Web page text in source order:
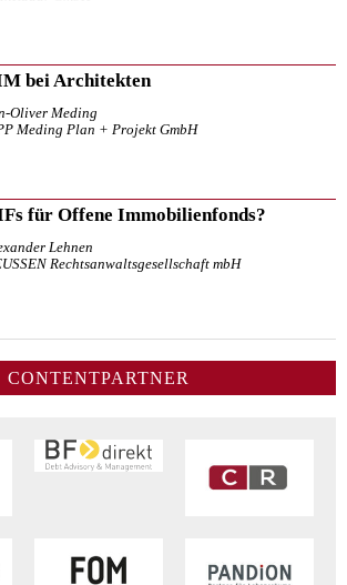
bei Architekten
Oliver Meding
Meding Plan + Projekt GmbH
für Offene Immobilienfonds?
Lehnen
Rechtsanwaltsgesellschaft mbH
CONTENTPARTNER